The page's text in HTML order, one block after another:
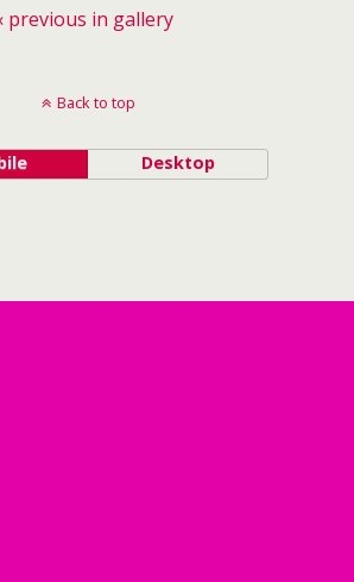
previous in gallery
Back to top
Desktop